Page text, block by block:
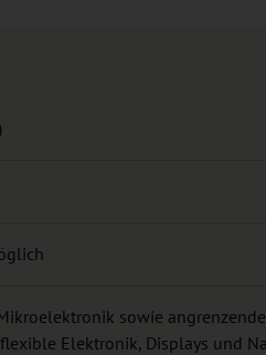
sowie
Elektronik, Displays und